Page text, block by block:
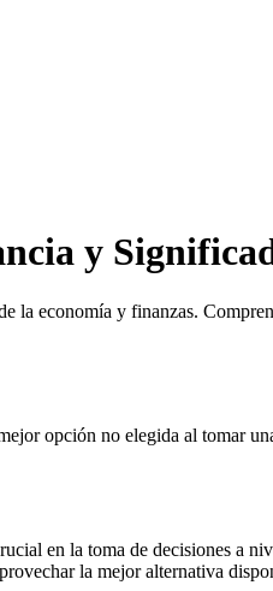
y
la economía y finanzas.
opción no elegida al tomar
en la toma de decisiones a
la mejor alternativa